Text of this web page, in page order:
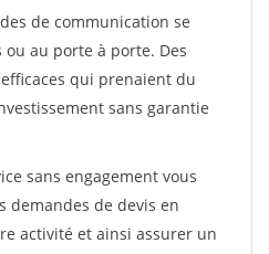
de communication se
au porte à porte. Des
qui prenaient du
sans garantie
sans engagement vous
demandes de devis en
activité et ainsi assurer un